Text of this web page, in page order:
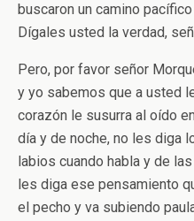
buscaron un camino
Dígales usted la verdad,
Pero, por favor señor
y yo sabemos que a usted
corazón le susurra al oído
día y de noche, no les diga
labios cuando habla y de
les diga ese pensamiento
el pecho y va subiendo